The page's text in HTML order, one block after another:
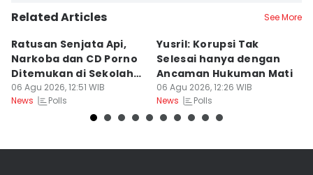
Related Articles See More
Ratusan Senjata Api,
Narkoba dan CD Porno
Ditemukan di Sekolah
Jaksel
06 Agu 2026, 12:51 WIB
News
Polls
Yusril: Korupsi Tak
Selesai hanya dengan
Ancaman Hukuman Mati
06 Agu 2026, 12:26 WIB
News
Polls